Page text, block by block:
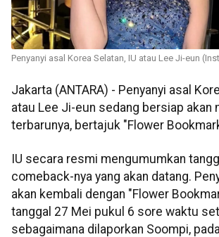
Penyanyi asal Korea Selatan, IU atau Lee Ji-eun
Jakarta (ANTARA) - Penyanyi asal
atau Lee Ji-eun sedang bersiap akan
terbarunya, bertajuk "Flower
IU secara resmi mengumumkan
comeback-nya yang akan datang.
akan kembali dengan "Flower
tanggal 27 Mei pukul 6 sore waktu
sebagaimana dilaporkan Soompi,